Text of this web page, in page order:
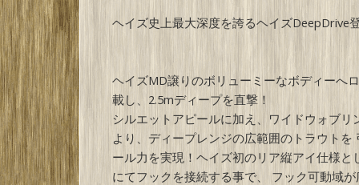
ヘイズ史上最大深度を誇るヘイズDeepDrive
ヘイズMD譲りのボリューミーなボディーへ
載し、2.5mディープを直撃！
シルエットアピールに加え、ワイドウォブリ
より、ディープレンジの広範囲のトラウトを
ール力を実現！ヘイズ初のリア縦アイ仕様と
にてフックを接続する事で、 フック可動域